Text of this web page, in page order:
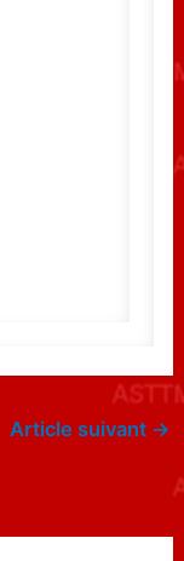
Article suivant →